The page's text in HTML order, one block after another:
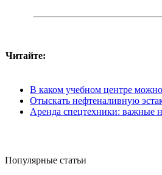
Читайте:
В каком учебном центре
Отыскать нефтеналивную
Аренда спецтехники: важные
Популярные cтатьи